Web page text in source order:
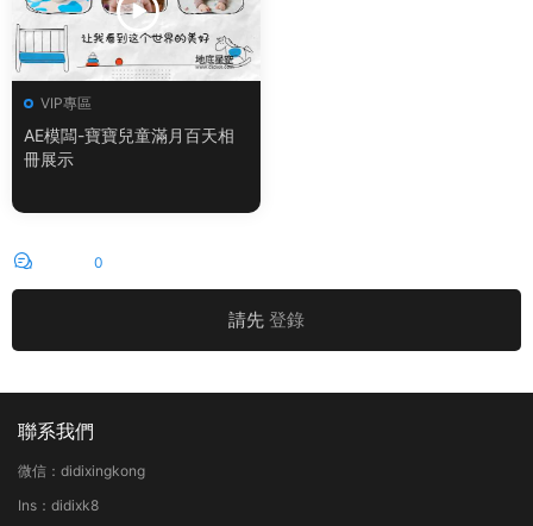
VIP專區
AE模闆-寶寶兒童滿月百天相
冊展示
0
請先 登錄
聯系我們
微信：didixingkong
Ins：didixk8